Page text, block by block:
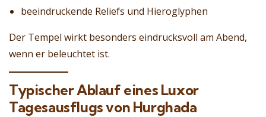
beeindruckende Reliefs und Hieroglyphen
Der Tempel wirkt besonders eindrucksvoll am Abend,
wenn er beleuchtet ist.
Typischer Ablauf eines Luxor
Tagesausflugs von Hurghada